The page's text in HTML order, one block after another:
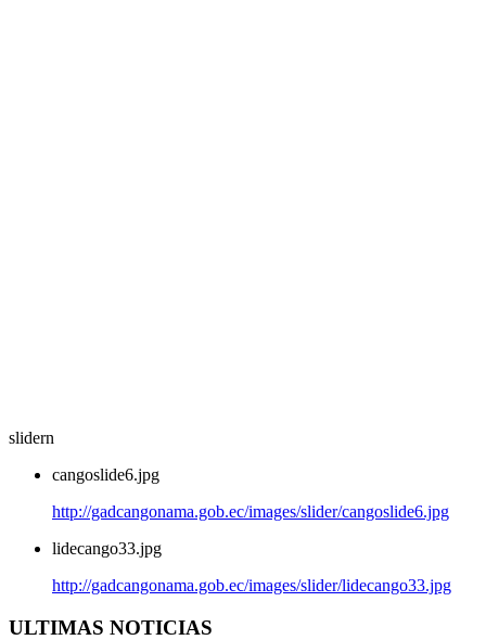
slidern
cangoslide6.jpg
http://gadcangonama.gob.ec/images/slider/cangoslide6.jpg
lidecango33.jpg
http://gadcangonama.gob.ec/images/slider/lidecango33.jpg
ULTIMAS NOTICIAS